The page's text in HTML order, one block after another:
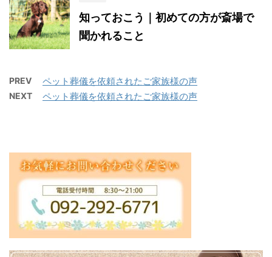
知っておこう｜初めての方が斎場で
聞かれること
PREV ペット葬儀を依頼されたご家族様の声
NEXT ペット葬儀を依頼されたご家族様の声